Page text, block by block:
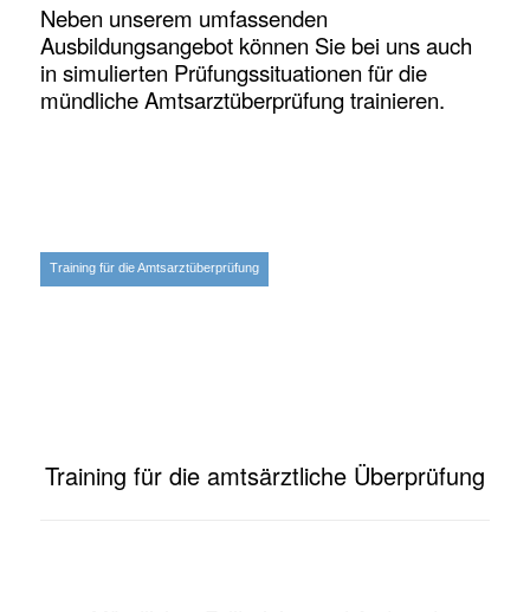
Neben unserem umfassenden
Ausbildungsangebot können Sie bei uns auch
in simulierten Prüfungssituationen für die
mündliche Amtsarztüberprüfung trainieren.
Training für die Amtsarztüberprüfung
Training für die amtsärztliche Überprüfung